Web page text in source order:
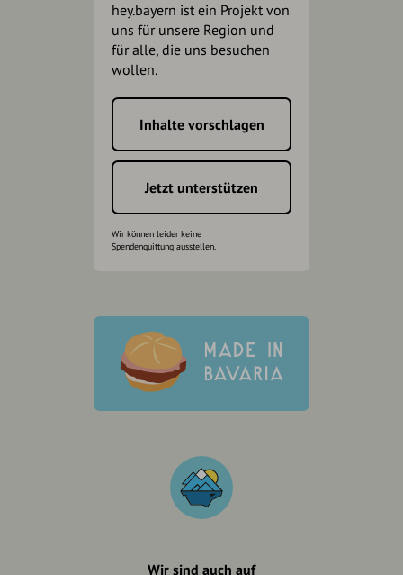
hey.bayern ist ein Projekt von
uns für unsere Region und
für alle, die uns besuchen
wollen.
Inhalte vorschlagen
Jetzt unterstützen
Wir können leider keine
Spendenquittung ausstellen.
Wir sind auch auf